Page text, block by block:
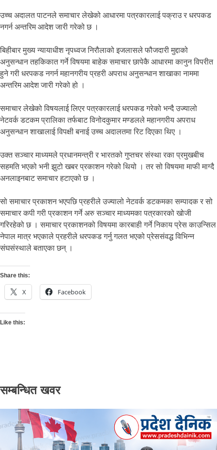
उच्च अदालत पाटनले समाचार लेखेको आधारमा पत्रकारलाई पक्राउ र धरपकड
नगर्न अन्तरिम आदेश जारी गरेको छ ।
बिहीबार मुख्य न्यायाधीश नृपध्वज निरौलाको इजलासले फौजदारी मुद्दाको
अनुसन्धान तहकिकात गर्ने विषयमा बाहेक समाचार छापेकै आधारमा कानुन विपरीत
हुने गरी धरपकड नगर्न महानगरीय प्रहरी अपराध अनुसन्धान शाखाका नाममा
अन्तरिम आदेश जारी गरेको हो ।
समाचार लेखेको विषयलाई लिएर पत्रकारलाई धरपकड गरेको भन्दै उज्यालो
नेटवर्क डटकम प्रालिका तर्फबाट विनोदकुमार मण्डलले महानगरीय अपराध
अनुसन्धान शाखालाई विपक्षी बनाई उच्च अदालतमा रिट दिएका थिए ।
उक्त सञ्चार माध्यमले प्रधानमन्त्री र भारतको गुप्तचर संस्था रका प्रमुखबीच
सहमति भएको भनी झुटो खबर प्रकाशन गरेको थियो । तर सो विषयमा माफी माग्दै
अनलाइनबाट समाचार हटाएको छ ।
सो समाचार प्रकाशन भएपछि प्रहरीले उज्यालो नेटवर्क डटकमका सम्पादक र सो
समाचार कपी गरी प्रकाशन गर्ने अरु सञ्चार माध्यमका पत्रकारको खोजी
गरिरहेको छ । समाचार प्रकाशनको विषयमा कारबाही गर्ने निकाय प्रेस काउन्सिल
नेपाल मात्र भएकाले प्रहरीले धरपकड गर्नु गलत भएको प्रेससंवद्ध विभिन्न
संघसंस्थाले बताएका छन् ।
Share this:
X Facebook
Like this:
सम्बन्धित खवर